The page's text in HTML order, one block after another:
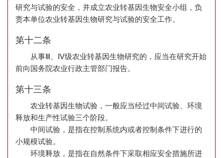
研究与试验的安全，并成立农业转基因生物安全小组，负
责本单位农业转基因生物研究与试验的安全工作。
第十二条
从事Ⅲ、Ⅳ级农业转基因生物研究的，应当在研究开始
前向国务院农业行政主管部门报告。
第十三条
农业转基因生物试验，一般应当经过中间试验、环境
释放和生产性试验三个阶段。
中间试验，是指在控制系统内或者控制条件下进行的
小规模试验。
环境释放，是指在自然条件下采取相应安全措施所进